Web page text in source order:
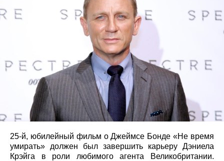
25-й, юбилейный фильм о Джеймсе Бонде «Не время
умирать» должен был завершить карьеру Дэниела
Крэйга в роли любимого агента Великобритании.